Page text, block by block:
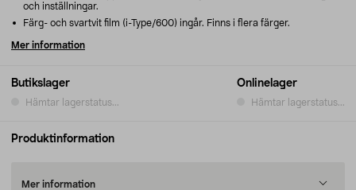
Butikslager
Hämtar lagerstatus...
Onlinelager
Hämtar lagerstatus...
och inställningar.
Färg- och svartvit film (i-Type/600) ingår. Finns i flera färger.
Mer information
Produktinformation
Mer information